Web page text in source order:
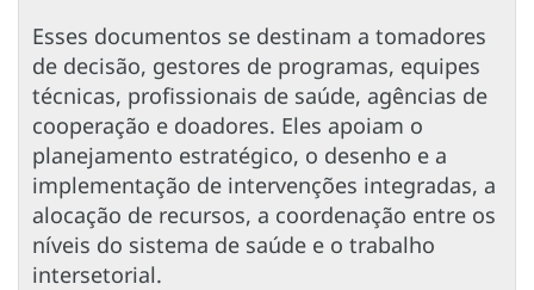
Esses documentos se destinam a tomadores
de decisão, gestores de programas, equipes
técnicas, profissionais de saúde, agências de
cooperação e doadores. Eles apoiam o
planejamento estratégico, o desenho e a
implementação de intervenções integradas, a
alocação de recursos, a coordenação entre os
níveis do sistema de saúde e o trabalho
intersetorial.